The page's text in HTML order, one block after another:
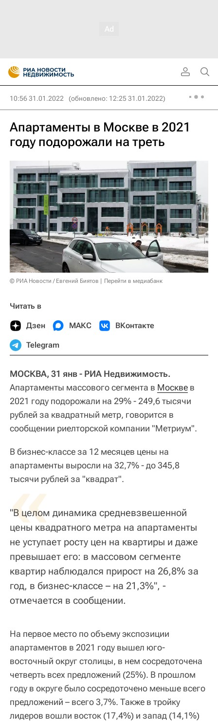
10:56 31.01.2022 (обновлено: 12:25 31.01.2022)
Апартаменты в Москве в 2021
году подорожали на треть
© РИА Новости / Евгений Биятов Перейти в медиабанк
Читать в
Дзен МАКС ВКонтакте
Telegram
МОСКВА, 31 янв - РИА Недвижимость.
Апартаменты массового сегмента в Москве в
2021 году подорожали на 29% - 249,6 тысячи
рублей за квадратный метр, говорится в
сообщении риелторской компании "Метриум".
В бизнес-классе за 12 месяцев цены на
апартаменты выросли на 32,7% - до 345,8
тысячи рублей за "квадрат".
«
"В целом динамика средневзвешенной
цены квадратного метра на апартаменты
не уступает росту цен на квартиры и даже
превышает его: в массовом сегменте
квартир наблюдался прирост на 26,8% за
год, в бизнес-классе – на 21,3%", -
отмечается в сообщении.
На первое место по объему экспозиции
апартаментов в 2021 году вышел юго-
восточный округ столицы, в нем сосредоточена
четверть всех предложений (25%). В прошлом
году в округе было сосредоточено меньше всего
предложений – всего 3,7%. Также в тройку
лидеров вошли восток (17,4%) и запад (14,1%)